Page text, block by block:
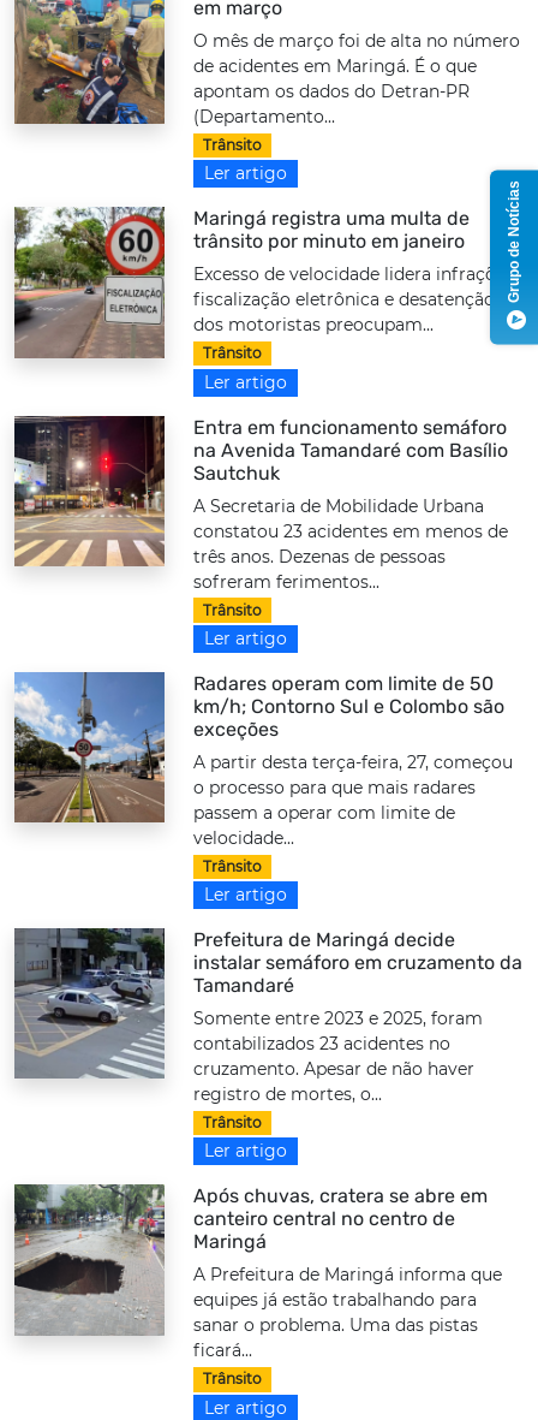
em março
O mês de março foi de alta no número
de acidentes em Maringá. É o que
apontam os dados do Detran-PR
(Departamento...
Trânsito
Ler artigo
Maringá registra uma multa de
trânsito por minuto em janeiro
Excesso de velocidade lidera infrações;
fiscalização eletrônica e desatenção
dos motoristas preocupam...
Trânsito
Ler artigo
Entra em funcionamento semáforo
na Avenida Tamandaré com Basílio
Sautchuk
A Secretaria de Mobilidade Urbana
constatou 23 acidentes em menos de
três anos. Dezenas de pessoas
sofreram ferimentos...
Trânsito
Ler artigo
Radares operam com limite de 50
km/h; Contorno Sul e Colombo são
exceções
A partir desta terça-feira, 27, começou
o processo para que mais radares
passem a operar com limite de
velocidade...
Trânsito
Ler artigo
Prefeitura de Maringá decide
instalar semáforo em cruzamento da
Tamandaré
Somente entre 2023 e 2025, foram
contabilizados 23 acidentes no
cruzamento. Apesar de não haver
registro de mortes, o...
Trânsito
Ler artigo
Após chuvas, cratera se abre em
canteiro central no centro de
Maringá
A Prefeitura de Maringá informa que
equipes já estão trabalhando para
sanar o problema. Uma das pistas
ficará...
Trânsito
Ler artigo
Grupo de Notícias